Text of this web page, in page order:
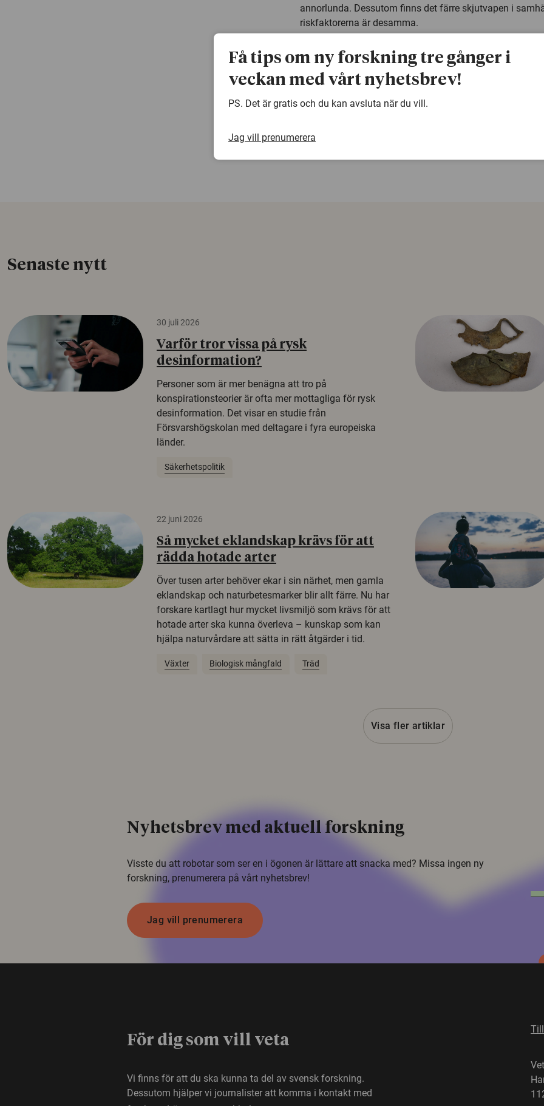
annorlunda. Dessutom finns det färre skjutvapen i
riskfaktorerna är desamma.
Lia Ahonen: E-post:lia.ahonen@oru.seTelefon: 019-
22
Denna artikel är några år gammal och det kan
Senaste nytt
30 juli 2026
Varför tror vissa på rysk
desinformation?
Personer som är mer benägna att tro på
konspirationsteorier är ofta mer mottagliga för rysk
desinformation. Det visar en studie från
Försvarshögskolan med deltagare i fyra europeiska
länder.
Säkerhetspolitik
22 juni 2026
Så mycket eklandskap krävs för att
rädda hotade arter
Över tusen arter behöver ekar i sin närhet, men gamla
eklandskap och naturbetesmarker blir allt färre. Nu har
forskare kartlagt hur mycket livsmiljö som krävs för att
hotade arter ska kunna överleva – kunskap som kan
hjälpa naturvårdare att sätta in rätt åtgärder i tid.
Växter Biologisk mångfald Träd
Visa fler artiklar
Nyhetsbrev med aktuell forskning
Visste du att robotar som ser en i ögonen är lättare att snacka med? Missa ingen ny
forskning, prenumerera på vårt nyhetsbrev!
Jag vill prenumerera
För dig som vill veta
Vi finns för att du ska kunna ta del av svensk forskning.
Dessutom hjälper vi journalister att komma i kontakt med
Få tips om ny forskning tre gånger i
veckan med vårt nyhetsbrev!
PS. Det är gratis och du kan avsluta när du vill.
Jag vill prenumerera